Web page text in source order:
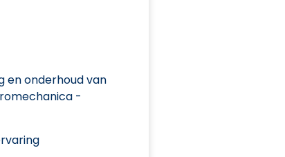
en onderhoud van
-